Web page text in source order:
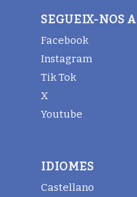
SEGUEIX-NOS A
Facebook
Instagram
Tik Tok
X
Youtube
IDIOMES
Castellano